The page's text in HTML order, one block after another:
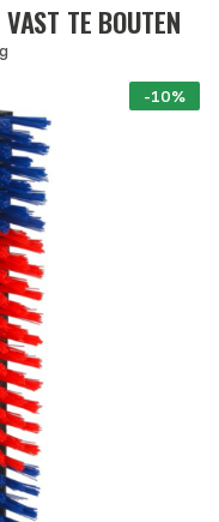
TE BOUTEN
-10%